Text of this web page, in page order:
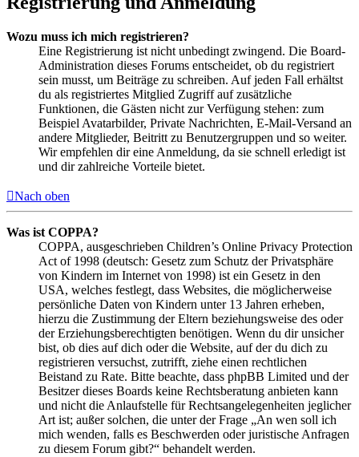
Wozu muss ich mich registrieren?
Eine Registrierung ist nicht unbedingt zwingend. Die Board-
Administration dieses Forums entscheidet, ob du registriert
sein musst, um Beiträge zu schreiben. Auf jeden Fall erhältst
du als registriertes Mitglied Zugriff auf zusätzliche
Funktionen, die Gästen nicht zur Verfügung stehen: zum
Beispiel Avatarbilder, Private Nachrichten, E-Mail-Versand an
andere Mitglieder, Beitritt zu Benutzergruppen und so weiter.
Wir empfehlen dir eine Anmeldung, da sie schnell erledigt ist
und dir zahlreiche Vorteile bietet.
Nach oben
Was ist COPPA?
COPPA, ausgeschrieben Children’s Online Privacy Protection
Act of 1998 (deutsch: Gesetz zum Schutz der Privatsphäre
von Kindern im Internet von 1998) ist ein Gesetz in den
USA, welches festlegt, dass Websites, die möglicherweise
persönliche Daten von Kindern unter 13 Jahren erheben,
hierzu die Zustimmung der Eltern beziehungsweise des oder
der Erziehungsberechtigten benötigen. Wenn du dir unsicher
bist, ob dies auf dich oder die Website, auf der du dich zu
registrieren versuchst, zutrifft, ziehe einen rechtlichen
Beistand zu Rate. Bitte beachte, dass phpBB Limited und der
Besitzer dieses Boards keine Rechtsberatung anbieten kann
und nicht die Anlaufstelle für Rechtsangelegenheiten jeglicher
Art ist; außer solchen, die unter der Frage „An wen soll ich
mich wenden, falls es Beschwerden oder juristische Anfragen
zu diesem Forum gibt?“ behandelt werden.